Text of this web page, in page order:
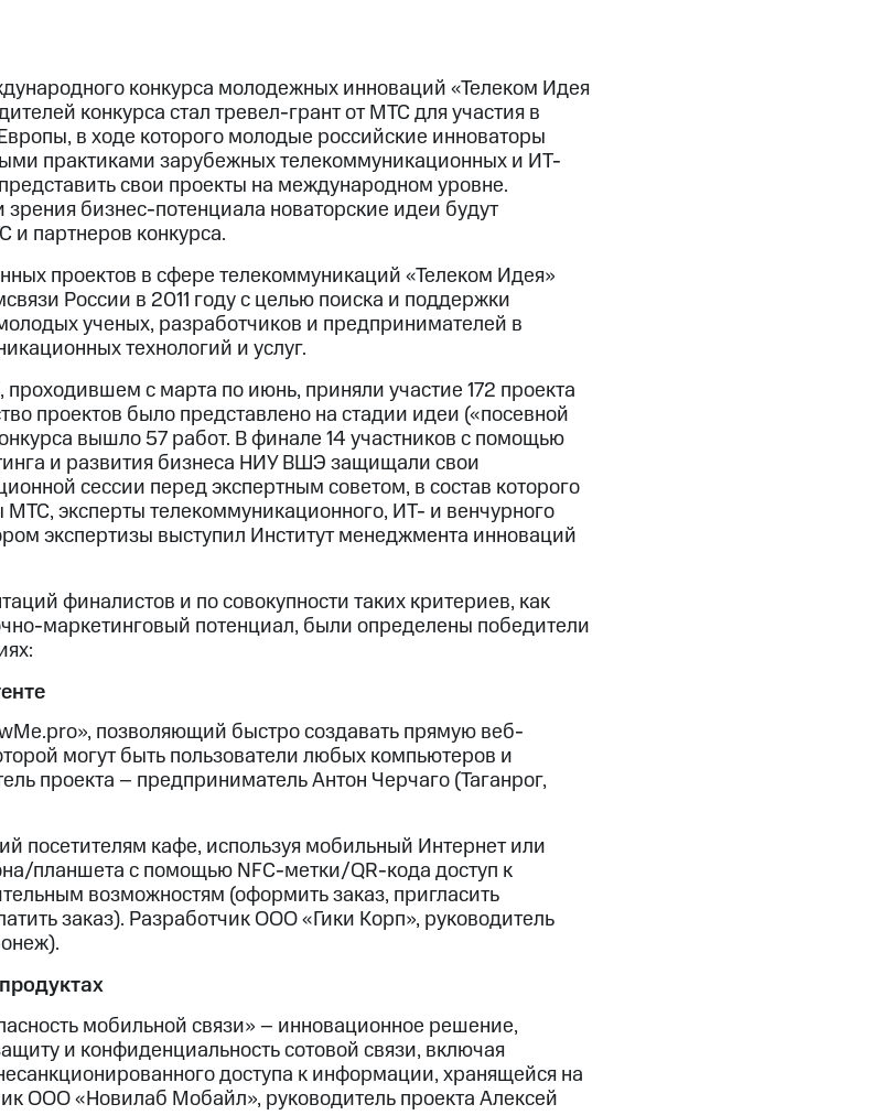
конкурса молодежных инноваций «Телеком Идея
конкурса стал тревел-грант от МТС для участия в
в ходе которого молодые российские инноваторы
практиками зарубежных телекоммуникационных и ИТ-
свои проекты на международном уровне.
бизнес-потенциала новаторские идеи будут
партнеров конкурса.
проектов в сфере телекоммуникаций «Телеком Идея»
России в 2011 году с целью поиска и поддержки
ученых, разработчиков и предпринимателей в
технологий и услуг.
проходившем с марта по июнь, приняли участие 172 проекта
проектов было представлено на стадии идеи («посевной
вышло 57 работ. В финале 14 участников с помощью
и развития бизнеса НИУ ВШЭ защищали свои
сессии перед экспертным советом, в состав которого
эксперты телекоммуникационного, ИТ- и венчурного
экспертизы выступил Институт менеджмента инноваций
финалистов и по совокупности таких критериев, как
маркетинговый потенциал, были определены победители
позволяющий быстро создавать прямую веб-
могут быть пользователи любых компьютеров и
проекта – предприниматель Антон Черчаго (Таганрог,
посетителям кафе, используя мобильный Интернет или
планшета с помощью NFC-метки/QR-кода доступ к
возможностям (оформить заказ, пригласить
заказ). Разработчик ООО «Гики Корп», руководитель
мобильной связи» – инновационное решение,
и конфиденциальность сотовой связи, включая
доступа к информации, хранящейся на
ООО «Новилаб Мобайл», руководитель проекта Алексей